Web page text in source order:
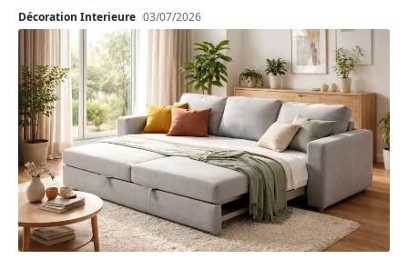
Décoration Interieure 03/07/2026